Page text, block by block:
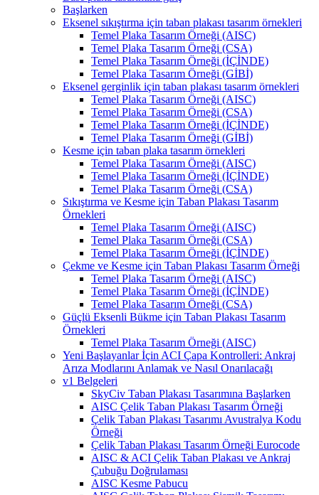
Başlarken
Eksenel sıkıştırma için taban plakası tasarım örnekleri
Temel Plaka Tasarım Örneği (AISC)
Temel Plaka Tasarım Örneği (CSA)
Temel Plaka Tasarım Örneği (İÇİNDE)
Temel Plaka Tasarım Örneği (GİBİ)
Eksenel gerginlik için taban plakası tasarım örnekleri
Temel Plaka Tasarım Örneği (AISC)
Temel Plaka Tasarım Örneği (CSA)
Temel Plaka Tasarım Örneği (İÇİNDE)
Temel Plaka Tasarım Örneği (GİBİ)
Kesme için taban plaka tasarım örnekleri
Temel Plaka Tasarım Örneği (AISC)
Temel Plaka Tasarım Örneği (İÇİNDE)
Temel Plaka Tasarım Örneği (CSA)
Sıkıştırma ve Kesme için Taban Plakası Tasarım
Örnekleri
Temel Plaka Tasarım Örneği (AISC)
Temel Plaka Tasarım Örneği (CSA)
Temel Plaka Tasarım Örneği (İÇİNDE)
Çekme ve Kesme için Taban Plakası Tasarım Örneği
Temel Plaka Tasarım Örneği (AISC)
Temel Plaka Tasarım Örneği (İÇİNDE)
Temel Plaka Tasarım Örneği (CSA)
Güçlü Eksenli Bükme için Taban Plakası Tasarım
Örnekleri
Temel Plaka Tasarım Örneği (AISC)
Yeni Başlayanlar İçin ACI Çapa Kontrolleri: Ankraj
Arıza Modlarını Anlamak ve Nasıl Onarılacağı
v1 Belgeleri
SkyCiv Taban Plakası Tasarımına Başlarken
AISC Çelik Taban Plakası Tasarım Örneği
Çelik Taban Plakası Tasarımı Avustralya Kodu
Örneği
Çelik Taban Plakası Tasarım Örneği Eurocode
AISC & ACI Çelik Taban Plakası ve Ankraj
Çubuğu Doğrulaması
AISC Kesme Pabucu